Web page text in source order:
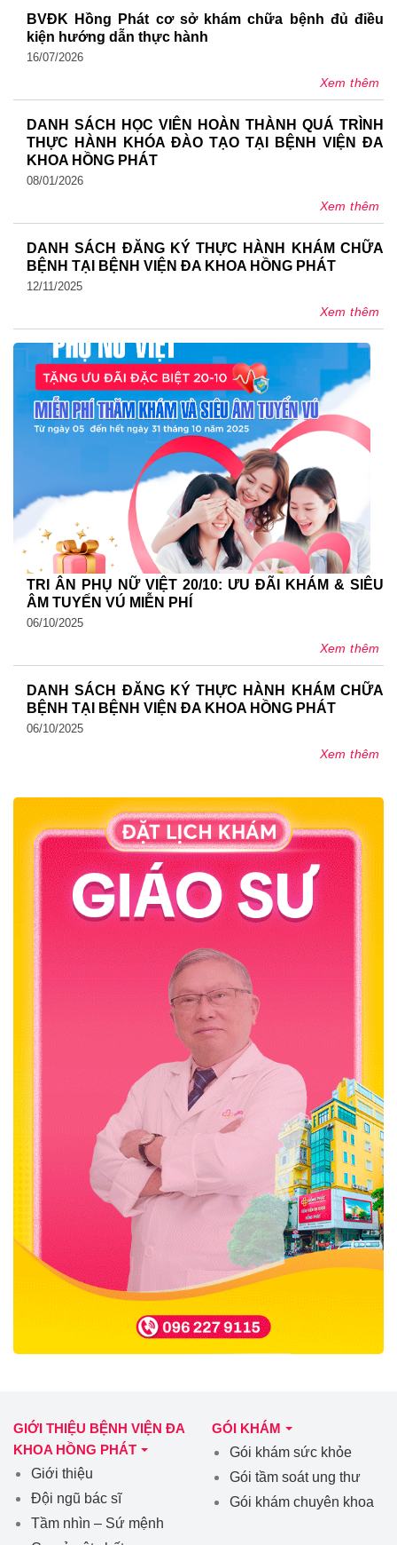
BVĐK Hồng Phát cơ sở khám chữa bệnh đủ điều
kiện hướng dẫn thực hành
16/07/2026
Xem thêm
DANH SÁCH HỌC VIÊN HOÀN THÀNH QUÁ TRÌNH
THỰC HÀNH KHÓA ĐÀO TẠO TẠI BỆNH VIỆN ĐA
KHOA HỒNG PHÁT
08/01/2026
Xem thêm
DANH SÁCH ĐĂNG KÝ THỰC HÀNH KHÁM CHỮA
BỆNH TẠI BỆNH VIỆN ĐA KHOA HỒNG PHÁT
12/11/2025
Xem thêm
TRI ÂN PHỤ NỮ VIỆT 20/10: ƯU ĐÃI KHÁM & SIÊU
ÂM TUYẾN VÚ MIỄN PHÍ
06/10/2025
Xem thêm
DANH SÁCH ĐĂNG KÝ THỰC HÀNH KHÁM CHỮA
BỆNH TẠI BỆNH VIỆN ĐA KHOA HỒNG PHÁT
06/10/2025
Xem thêm
GIỚI THIỆU BỆNH VIỆN ĐA
KHOA HỒNG PHÁT
Giới thiệu
Đội ngũ bác sĩ
Tầm nhìn – Sứ mệnh
GÓI KHÁM
Gói khám sức khỏe
Gói tầm soát ung thư
Gói khám chuyên khoa